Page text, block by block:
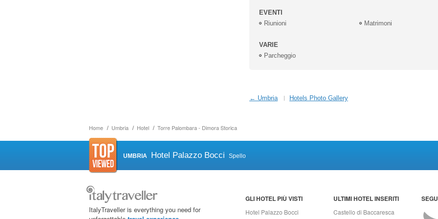
Home Umbria Hotel Torre Palombara - Dimora Storica
EVENTI
Riunioni
Matrimoni
VARIE
Parcheggio
← Umbria Hotels Photo Gallery
UMBRIA Hotel Palazzo Bocci Spello
ItalyTraveller is everything you need for
GLI HOTEL PIÙ VISTI
Hotel Palazzo Bocci
ULTIMI HOTEL INSERITI
Castello di Baccaresca